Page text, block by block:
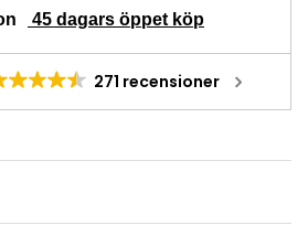
45 dagars öppet köp
271 recensioner